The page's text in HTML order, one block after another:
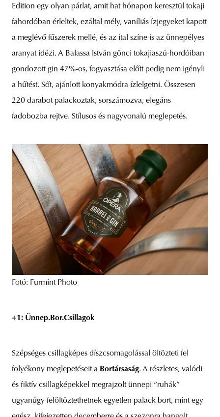
Edition egy olyan párlat, amit hat hónapon keresztül tokaji
fahordóban érleltek, ezáltal mély, vaníliás ízjegyeket kapott
a meglévő fűszerek mellé, és az ital színe is az ünnepélyes
aranyat idézi. A Balassa István gönci tokajiaszú-hordóiban
gondozott gin 47%-os, fogyasztása előtt pedig nem igényli
a hűtést. Sőt, ajánlott konyakmódra ízlelgetni. Összesen
220 darabot palackoztak, sorszámozva, elegáns
fadobozba rejtve. Stílusos és nagyvonalú meglepetés.
Fotó: Furmint Photo
+1: Ünnep.Bor.Csillagok
Szépséges csillagképes díszcsomagolással öltözteti fel
folyékony meglepetéseit a Bortársaság. A részletes, valódi
és fiktív csillagképekkel megrajzolt ünnepi “ruhák”
ugyanúgy felöltöztethetnek egyetlen palack bort, mint egy